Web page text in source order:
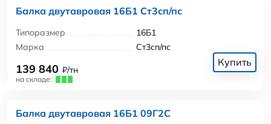
Балка двутавровая 16Б1 Ст3сп/пс
Типоразмер
16Б1
Марка
Ст3сп/пс
139 840 ₽/тн
на складе:
Купить
Балка двутавровая 16Б1 09Г2С